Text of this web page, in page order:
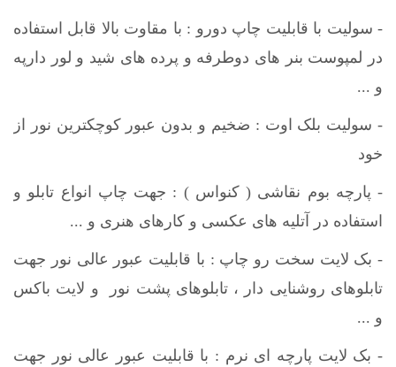
- سولیت با قابلیت چاپ دورو : با مقاوت بالا قابل استفاده
در لمپوست بنر های دوطرفه و پرده های شید و لور دارپه
و ...
- سولیت بلک اوت : ضخیم و بدون عبور کوچکترین نور از
خود
- پارچه بوم نقاشی ( کنواس ) : جهت چاپ انواع تابلو و
استفاده در آتلیه های عکسی و کارهای هنری و ...
- بک لایت سخت رو چاپ : با قابلیت عبور عالی نور جهت
تابلوهای روشنایی دار ، تابلوهای پشت نور و لایت باکس
و ...
- بک لایت پارچه ای نرم : با قابلیت عبور عالی نور جهت